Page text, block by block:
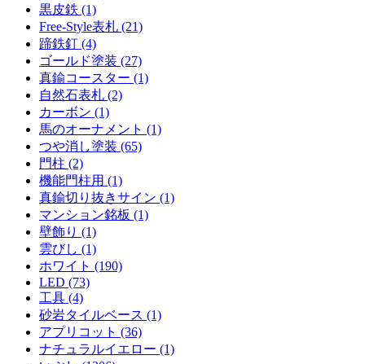
黒皮鉄 (1)
Free-Style表札 (21)
蹄鉄釘 (4)
ゴールド塗装 (27)
真鍮コースター (1)
自然石表札 (2)
カーボン (1)
馬のオーナメント (1)
つや消し塗装 (65)
門柱 (2)
機能門柱用 (1)
真鍮切り抜きサイン (1)
マンション銘板 (1)
壁飾り (1)
雲びし (1)
ホワイト (190)
LED (73)
工具 (4)
砂岩タイルベース (1)
アプリコット (36)
ナチュラルイエロー (1)